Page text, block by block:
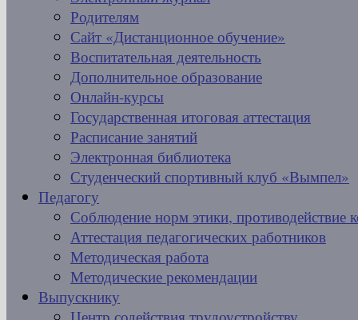
Родителям
Сайт «Дистанционное обучение»
Воспитательная деятельность
Дополнительное образование
Онлайн-курсы
Государственная итоговая аттестация
Расписание занятий
Электронная библиотека
Студенческий спортивный клуб «Вымпел»
Педагогу
Соблюдение норм этики, противодействие
Аттестация педагогических работников
Методическая работа
Методические рекомендации
Выпускнику